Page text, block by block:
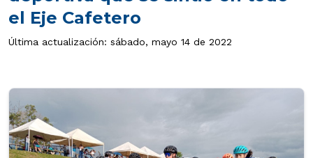
el Eje Cafetero
Última actualización: sábado, mayo 14 de 2022